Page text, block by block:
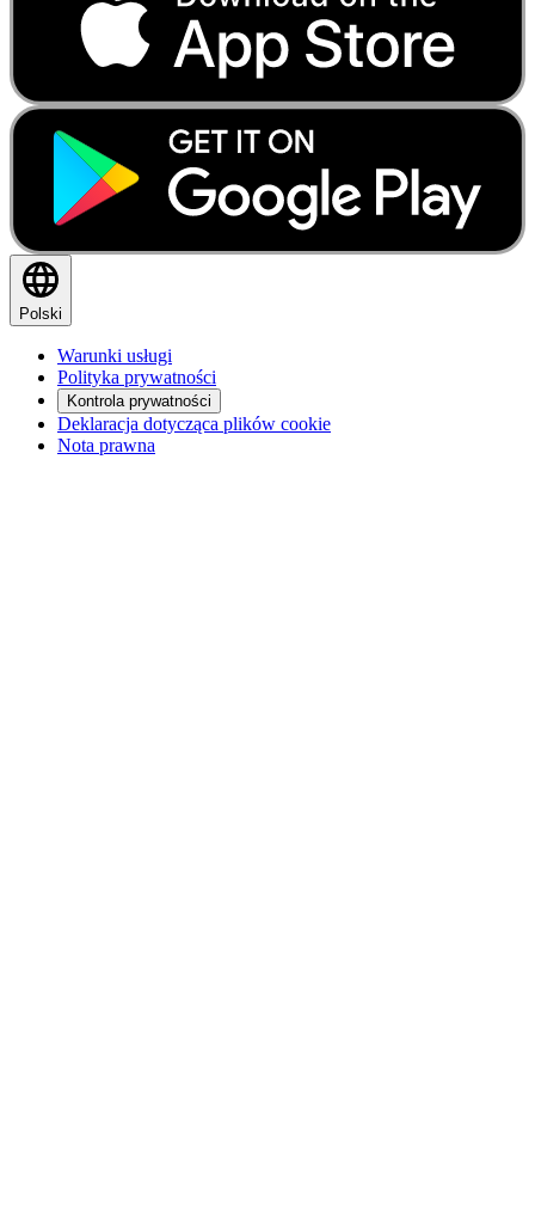
Polski
Warunki usługi
Polityka prywatności
Kontrola prywatności
Deklaracja dotycząca plików cookie
Nota prawna